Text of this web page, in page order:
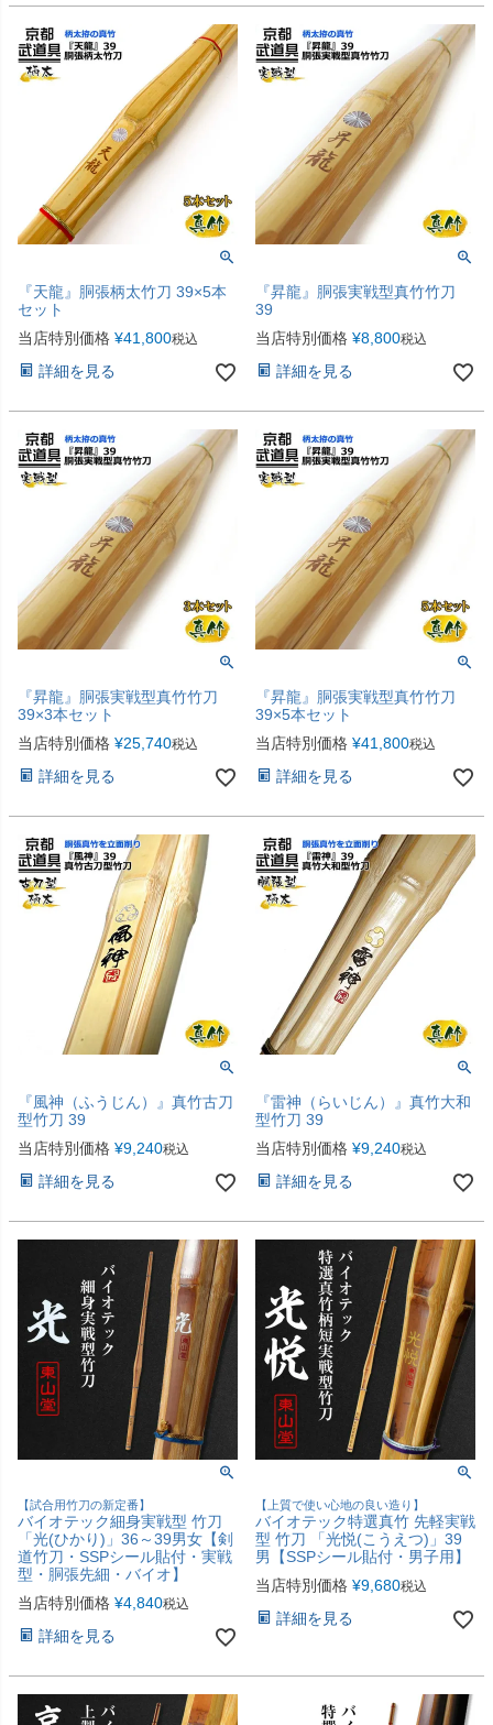
『天龍』胴張柄太竹刀 39×5本
セット
当店特別価格 ¥41,800税込
詳細を見る
『昇龍』胴張実戦型真竹竹刀
39
当店特別価格 ¥8,800税込
詳細を見る
『昇龍』胴張実戦型真竹竹刀
39×3本セット
当店特別価格 ¥25,740税込
詳細を見る
『昇龍』胴張実戦型真竹竹刀
39×5本セット
当店特別価格 ¥41,800税込
詳細を見る
『風神（ふうじん）』真竹古刀
型竹刀 39
当店特別価格 ¥9,240税込
詳細を見る
『雷神（らいじん）』真竹大和
型竹刀 39
当店特別価格 ¥9,240税込
詳細を見る
【試合用竹刀の新定番】
バイオテック細身実戦型 竹刀
「光(ひかり)」36～39男女【剣
道竹刀・SSPシール貼付・実戦
型・胴張先細・バイオ】
当店特別価格 ¥4,840税込
詳細を見る
【上質で使い心地の良い造り】
バイオテック特選真竹 先軽実戦
型 竹刀 「光悦(こうえつ)」39
男【SSPシール貼付・男子用】
当店特別価格 ¥9,680税込
詳細を見る